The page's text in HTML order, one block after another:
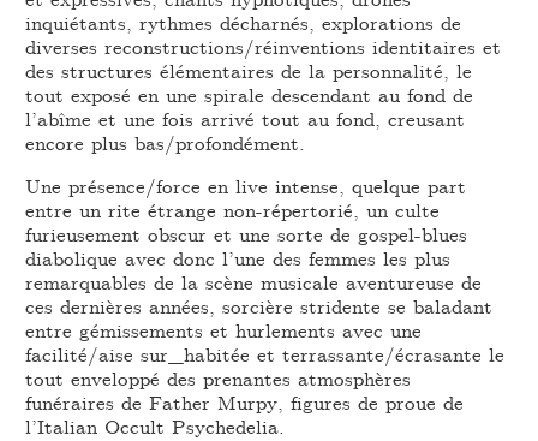
inquiétants, rythmes décharnés, explorations de
diverses reconstructions/réinventions identitaires et
des structures élémentaires de la personnalité, le
tout exposé en une spirale descendant au fond de
l’abîme et une fois arrivé tout au fond, creusant
encore plus bas/profondément.
Une présence/force en live intense, quelque part
entre un rite étrange non-répertorié, un culte
furieusement obscur et une sorte de gospel-blues
diabolique avec donc l’une des femmes les plus
remarquables de la scène musicale aventureuse de
ces dernières années, sorcière stridente se baladant
entre gémissements et hurlements avec une
facilité/aise sur_habitée et terrassante/écrasante le
tout enveloppé des prenantes atmosphères
funéraires de Father Murpy, figures de proue de
l’Italian Occult Psychedelia.